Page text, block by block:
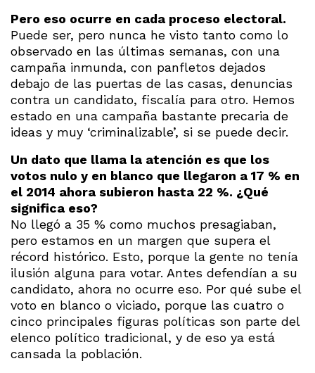
Pero eso ocurre en cada proceso electoral.
Puede ser, pero nunca he visto tanto como lo
observado en las últimas semanas, con una
campaña inmunda, con panfletos dejados
debajo de las puertas de las casas, denuncias
contra un candidato, fiscalía para otro. Hemos
estado en una campaña bastante precaria de
ideas y muy ‘criminalizable’, si se puede decir.
Un dato que llama la atención es que los
votos nulo y en blanco que llegaron a 17 % en
el 2014 ahora subieron hasta 22 %. ¿Qué
significa eso?
No llegó a 35 % como muchos presagiaban,
pero estamos en un margen que supera el
récord histórico. Esto, porque la gente no tenía
ilusión alguna para votar. Antes defendían a su
candidato, ahora no ocurre eso. Por qué sube el
voto en blanco o viciado, porque las cuatro o
cinco principales figuras políticas son parte del
elenco político tradicional, y de eso ya está
cansada la población.